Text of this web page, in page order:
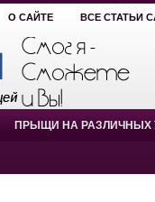
О САЙТЕ ВСЕ СТАТЬИ
ПРЫЩИ НА РАЗЛИЧНЫХ